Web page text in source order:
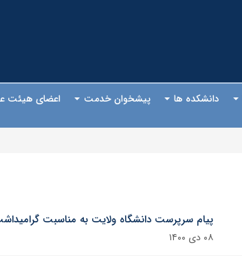
دانشکده ها پیشخوان خدمت اعضای هیئت
پیام سرپرست دانشگاه ولایت به مناسبت
۰۸ دی ۱۴۰۰